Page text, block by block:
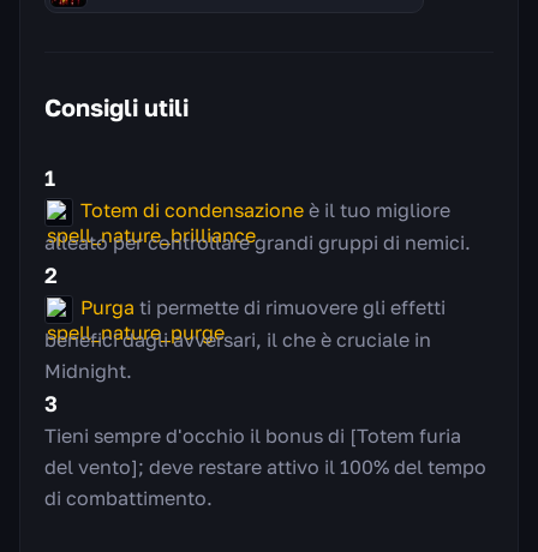
Consigli utili
1
Totem di condensazione è il tuo migliore
alleato per controllare grandi gruppi di nemici.
2
Purga ti permette di rimuovere gli effetti
benefici dagli avversari, il che è cruciale in
Midnight.
3
Tieni sempre d'occhio il bonus di [Totem furia
del vento]; deve restare attivo il 100% del tempo
di combattimento.